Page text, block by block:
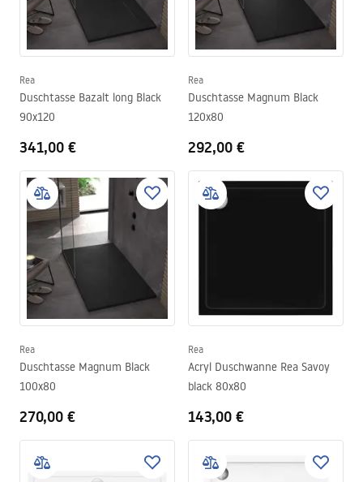
Rea
Duschtasse Bazalt long Black
90x120
341,00 €
Rea
Duschtasse Magnum Black
120x80
292,00 €
Rea
Duschtasse Magnum Black
100x80
270,00 €
Rea
Acryl Duschwanne Rea Savoy
black 80x80
143,00 €